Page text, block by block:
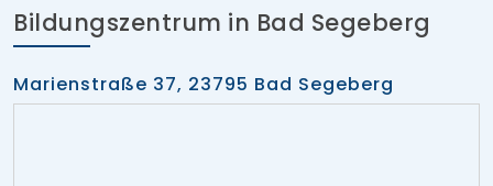
Bildungszentrum in Bad Segeberg
Marienstraße 37, 23795 Bad Segeberg